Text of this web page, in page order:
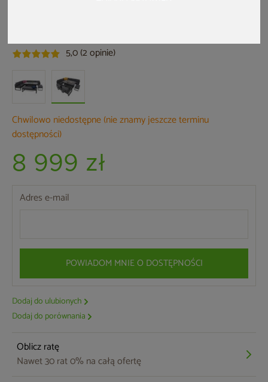
5,0 (2 opinie)
Chwilowo niedostępne (nie znamy jeszcze terminu
dostępności)
8 999 zł
Adres e-mail
POWIADOM MNIE O DOSTĘPNOŚCI
Dodaj do ulubionych
Dodaj do porównania
Oblicz ratę
Nawet 30 rat 0% na całą ofertę